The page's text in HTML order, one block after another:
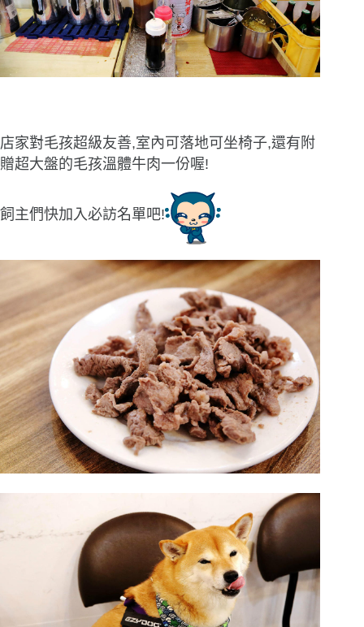
店家對毛孩超級友善,室內可落地可坐椅子,還有附
贈超大盤的毛孩溫體牛肉一份喔!
飼主們快加入必訪名單吧!